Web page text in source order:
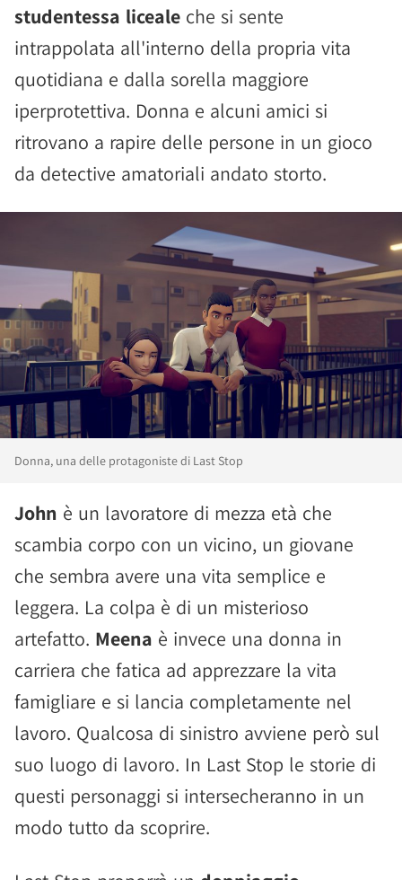
studentessa liceale che si sente
intrappolata all'interno della propria vita
quotidiana e dalla sorella maggiore
iperprotettiva. Donna e alcuni amici si
ritrovano a rapire delle persone in un gioco
da detective amatoriali andato storto.
Donna, una delle protagoniste di Last Stop
John è un lavoratore di mezza età che
scambia corpo con un vicino, un giovane
che sembra avere una vita semplice e
leggera. La colpa è di un misterioso
artefatto. Meena è invece una donna in
carriera che fatica ad apprezzare la vita
famigliare e si lancia completamente nel
lavoro. Qualcosa di sinistro avviene però sul
suo luogo di lavoro. In Last Stop le storie di
questi personaggi si intersecheranno in un
modo tutto da scoprire.